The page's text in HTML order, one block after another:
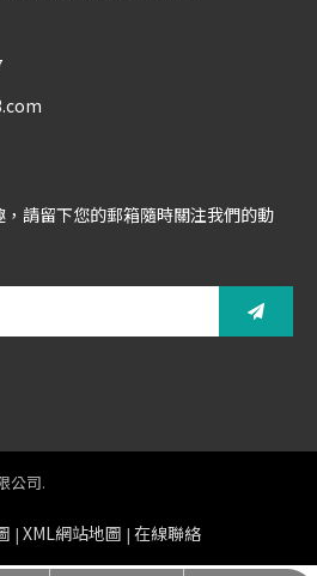
請留下您的郵箱隨時關注我們的動
公司.
| XML網站地圖 | 在線聯絡